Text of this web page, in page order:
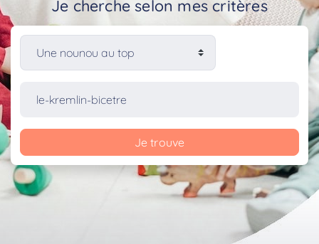
Je cherche selon mes critères
Je trouve